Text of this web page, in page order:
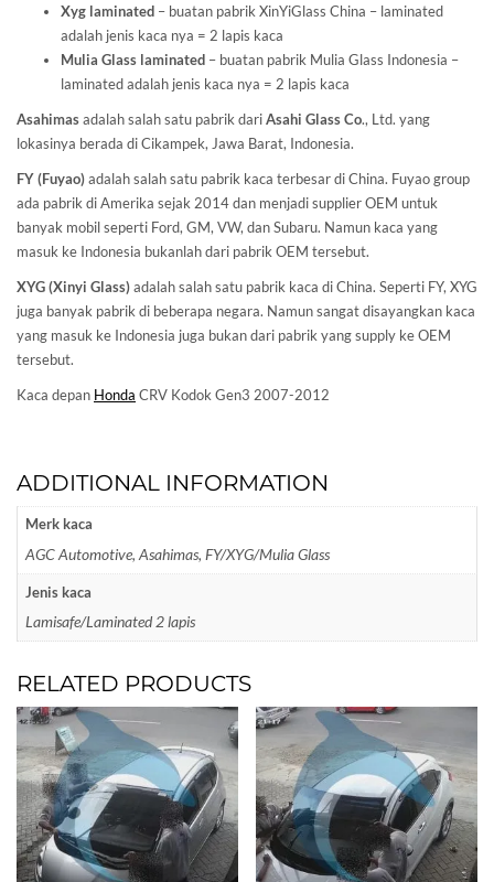
Xyg laminated – buatan pabrik XinYiGlass China – laminated
adalah jenis kaca nya = 2 lapis kaca
Mulia Glass laminated – buatan pabrik Mulia Glass Indonesia –
laminated adalah jenis kaca nya = 2 lapis kaca
Asahimasadalah salah satu pabrik dariAsahi GlassCo., Ltd. yang
lokasinya berada di Cikampek, Jawa Barat, Indonesia.
FY (Fuyao)adalah salah satu pabrik kaca terbesar di China. Fuyao group
ada pabrik di Amerika sejak 2014 dan menjadi supplier OEM untuk
banyak mobil seperti Ford, GM, VW, dan Subaru. Namun kaca yang
masuk ke Indonesia bukanlah dari pabrik OEM tersebut.
XYG (Xinyi Glass)adalah salah satu pabrik kaca di China. Seperti FY, XYG
juga banyak pabrik di beberapa negara. Namun sangat disayangkan kaca
yang masuk ke Indonesia juga bukan dari pabrik yang supply ke OEM
tersebut.
Kaca depan Honda CRV Kodok Gen3 2007-2012
ADDITIONAL INFORMATION
Merk kaca
AGC Automotive, Asahimas, FY/XYG/Mulia Glass
Jenis kaca
Lamisafe/Laminated 2 lapis
RELATED PRODUCTS